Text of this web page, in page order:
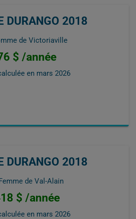
DURANGO 2018
de Victoriaville
$ /année
en mars 2026
DURANGO 2018
de Val-Alain
$ /année
en mars 2026